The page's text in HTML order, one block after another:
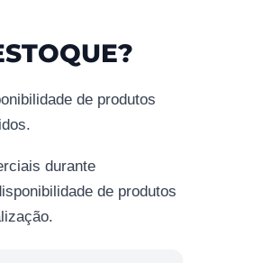
de produtos
durante
de produtos